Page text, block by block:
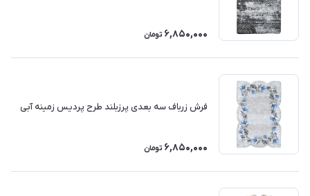
6,850,000 تومان
فرش زرباف سه بعدی پرزبلند طرح پردیس زمینه آبی
6,850,000 تومان